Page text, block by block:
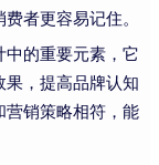
者更容易记住。
中的重要元素，它
果，提高品牌认知
营销策略相符，能